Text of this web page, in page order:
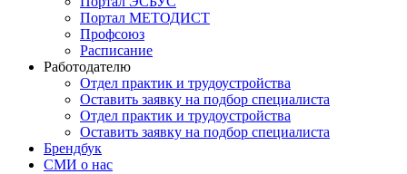
Портал МЕТОДИСТ
Профсоюз
Расписание
Работодателю
Отдел практик и трудоустройства
Оставить заявку на подбор специалиста
Отдел практик и трудоустройства
Оставить заявку на подбор специалиста
Брендбук
СМИ о нас